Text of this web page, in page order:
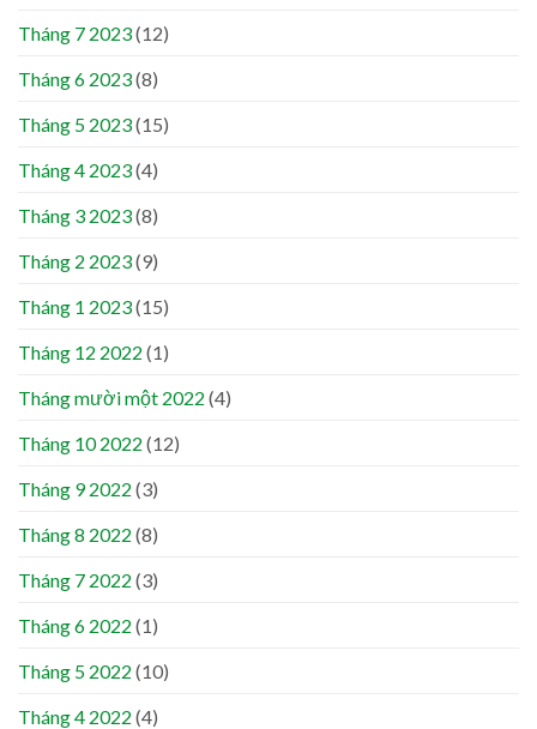
Tháng 7 2023(12)
Tháng 6 2023(8)
Tháng 5 2023(15)
Tháng 4 2023(4)
Tháng 3 2023(8)
Tháng 2 2023(9)
Tháng 1 2023(15)
Tháng 12 2022 (1)
Tháng mười một 2022 (4)
Tháng 10 2022 (12)
Tháng 9 2022 (3)
Tháng 8 2022 (8)
Tháng 7 2022 (3)
Tháng 6 2022 (1)
Tháng 5 2022 (10)
Tháng 4 2022 (4)